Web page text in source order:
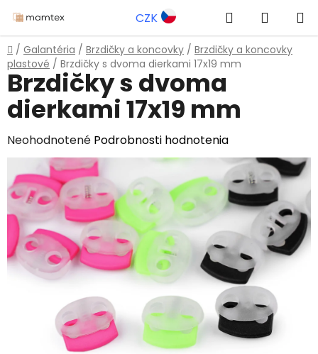
na
obsah
CZK Hľadať
KOŠÍK
Domov
/ Galantéria / Brzdičky a koncovky / Brzdičky a koncovky
plastové / Brzdičky s dvoma dierkami 17x19 mm
Brzdičky s dvoma
dierkami 17x19 mm
Priemerné
hodnotenie
produktu
je
0,0
5
hviezdičiek.
Neohodnotené Podrobnosti hodnotenia